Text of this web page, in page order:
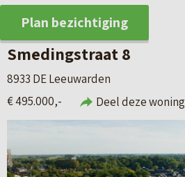
Plan bezichtiging
Smedingstraat 8
8933 DE Leeuwarden
€ 495.000,-
Deel deze woning